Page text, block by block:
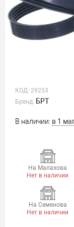
КОД: 29253
Бренд: БРТ
В наличии: в 1
На Малахова
Нет в наличии
На Семенова
Нет в наличии